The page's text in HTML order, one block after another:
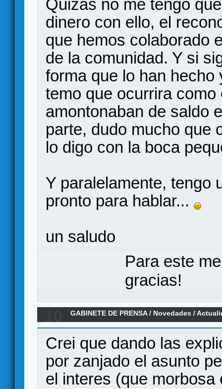
Quizas no me tengo
dinero con ello, el
que hemos colaborado
de la comunidad. Y si
forma que lo han
temo que ocurrira
amontonaban de saldo
parte, dudo mucho que
lo digo con la boca
Y paralelamente, tengo
pronto para hablar...
un saludo
Para este
gracias!
GABINETE DE PRENSA/ Novedades /
Crei que dando las
por zanjado el asunto
el interes (que